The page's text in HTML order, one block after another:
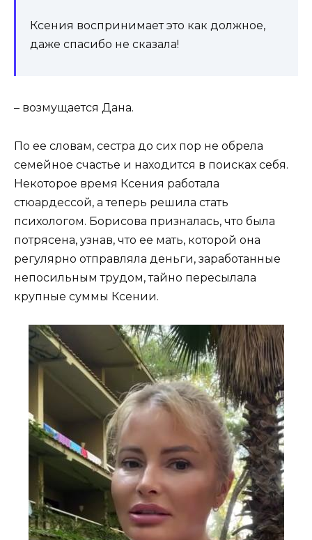
Ксения воспринимает это как должное,
даже спасибо не сказала!
– возмущается Дана.
По ее словам, сестра до сих пор не обрела
семейное счастье и находится в поисках себя.
Некоторое время Ксения работала
стюардессой, а теперь решила стать
психологом. Борисова призналась, что была
потрясена, узнав, что ее мать, которой она
регулярно отправляла деньги, заработанные
непосильным трудом, тайно пересылала
крупные суммы Ксении.